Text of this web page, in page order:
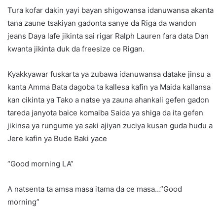
Tura kofar dakin yayi bayan shigowansa idanuwansa akanta
tana zaune tsakiyan gadonta sanye da Riga da wandon
jeans Daya lafe jikinta sai rigar Ralph Lauren fara data Dan
kwanta jikinta duk da freesize ce Rigan.
Kyakkyawar fuskarta ya zubawa idanuwansa datake jinsu a
kanta Amma Bata dagoba ta kallesa kafin ya Maida kallansa
kan cikinta ya Tako a natse ya zauna ahankali gefen gadon
tareda janyota baice komaiba Saida ya shiga da ita gefen
jikinsa ya rungume ya saki ajiyan zuciya kusan guda hudu a
Jere kafin ya Bude Baki yace
“Good morning LA”
A natsenta ta amsa masa itama da ce masa…”Good
morning”